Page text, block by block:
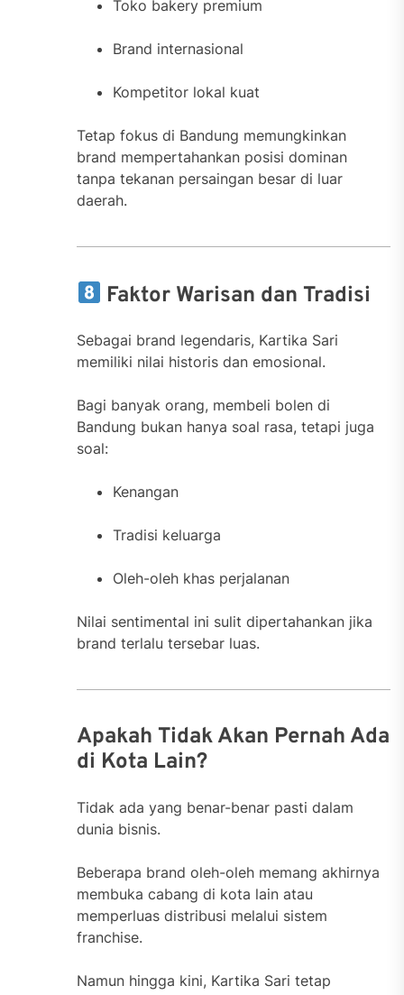
Toko bakery premium
Brand internasional
Kompetitor lokal kuat
Tetap fokus di Bandung memungkinkan
brand mempertahankan posisi dominan
tanpa tekanan persaingan besar di luar
daerah.
Faktor Warisan dan Tradisi
Sebagai brand legendaris, Kartika Sari
memiliki nilai historis dan emosional.
Bagi banyak orang, membeli bolen di
Bandung bukan hanya soal rasa, tetapi juga
soal:
Kenangan
Tradisi keluarga
Oleh-oleh khas perjalanan
Nilai sentimental ini sulit dipertahankan jika
brand terlalu tersebar luas.
Apakah Tidak Akan Pernah Ada
di Kota Lain?
Tidak ada yang benar-benar pasti dalam
dunia bisnis.
Beberapa brand oleh-oleh memang akhirnya
membuka cabang di kota lain atau
memperluas distribusi melalui sistem
franchise.
Namun hingga kini, Kartika Sari tetap